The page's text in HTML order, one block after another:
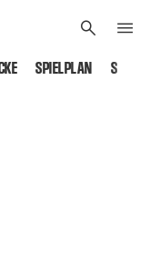
SPIELPLAN